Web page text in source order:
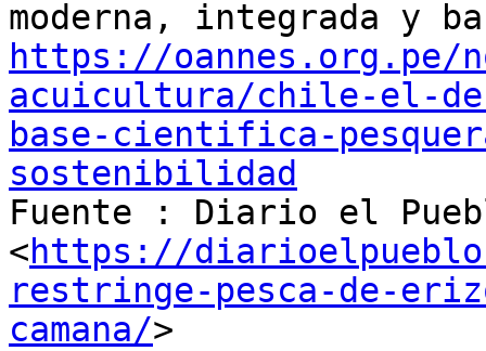
https://oannes.org.pe/
acuicultura/chile-el-
base-cientifica-
sostenibilidad
Fuente : Diario el
<https://
restringe-pesca-de-
camana/>